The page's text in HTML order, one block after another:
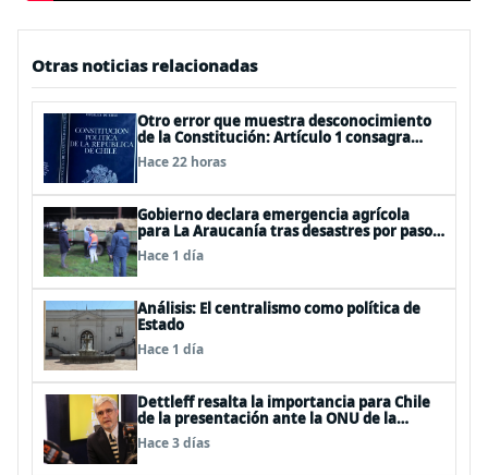
Otras noticias relacionadas
Otro error que muestra desconocimiento
de la Constitución: Artículo 1 consagra
resguardar la seguridad nacional y
proteger a los ciudadanos
Hace 22 horas
Gobierno declara emergencia agrícola
para La Araucanía tras desastres por pasos
de sistemas frontales
Hace 1 día
Análisis: El centralismo como política de
Estado
Hace 1 día
Dettleff resalta la importancia para Chile
de la presentación ante la ONU de la
Plataforma Continental Extendida del
Archipiélago Juan Fernández
Hace 3 días